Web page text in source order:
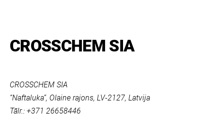
CROSSCHEM SIA
CROSSCHEM SIA
“Naftaluka”, Olaine rajons, LV-2127, Latvija
Tālr.: +371 26658446